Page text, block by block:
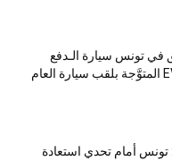
في تونس سيارة الـدفع
الرباعي الكهربائي EV3 المتوَّجة بلقب سيارة العام
تونس أمام تحدي استعادة